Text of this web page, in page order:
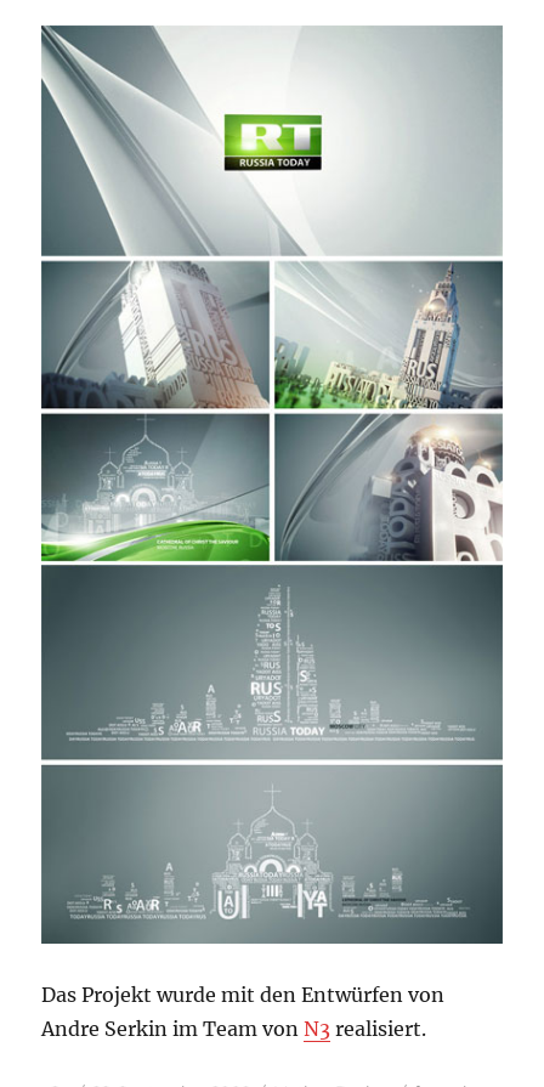
Das Projekt wurde mit den Entwürfen von
Andre Serkin im Team vonN3 realisiert.